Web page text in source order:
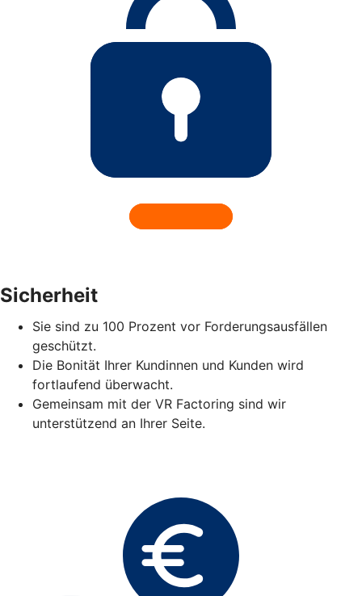
Sicherheit
Sie sind zu 100 Prozent vor Forderungsausfällen
geschützt.
Die Bonität Ihrer Kundinnen und Kunden wird
fortlaufend überwacht.
Gemeinsam mit der VR Factoring sind wir
unterstützend an Ihrer Seite.